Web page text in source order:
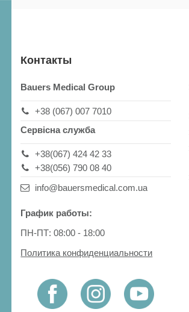
Контакты
Bauers Medical Group
+38 (067) 007 7010
Сервісна служба
+38(067) 424 42 33
+38(056) 790 08 40
info@bauersmedical.com.ua
График работы:
ПН-ПТ: 08:00 - 18:00
Политика конфиденциальности